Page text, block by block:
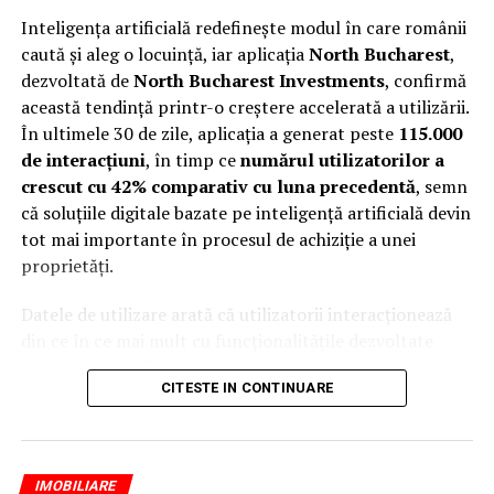
Inteligența artificială redefinește modul în care românii
caută și aleg o locuință, iar aplicațiaNorth Bucharest,
dezvoltată deNorth Bucharest Investments, confirmă
această tendință printr-o creștere accelerată a utilizării.
În ultimele 30 de zile, aplicația a generat peste 115.000
de interacțiuni, în timp cenumărul utilizatorilor a
crescut cu 42% comparativ cu luna precedentă, semn
că soluțiile digitale bazate pe inteligență artificială devin
tot mai importante în procesul de achiziție a unei
proprietăți.
Datele de utilizare arată că utilizatorii interacționează
pentru a simplifica procesul de căutare. În ultima lună
au fost înregistrate peste45.000 de swipe-uri
realizate prin AI Search, peste9.200 de interacțiuni
în Property Tinder
CITESTE IN CONTINUARE
IMOBILIARE